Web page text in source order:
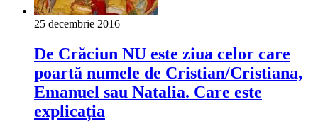
25 decembrie 2016
De Crăciun NU este ziua celor care
poartă numele de Cristian/Cristiana,
Emanuel sau Natalia. Care este
explicația